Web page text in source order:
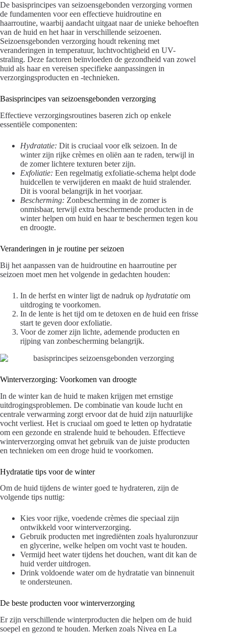
De basisprincipes van seizoensgebonden verzorging vormen
de fundamenten voor een effectieve huidroutine en
haarroutine, waarbij aandacht uitgaat naar de unieke behoeften
van de huid en het haar in verschillende seizoenen.
Seizoensgebonden verzorging houdt rekening met
veranderingen in temperatuur, luchtvochtigheid en UV-
straling. Deze factoren beïnvloeden de gezondheid van zowel
huid als haar en vereisen specifieke aanpassingen in
verzorgingsproducten en -technieken.
Basisprincipes van seizoensgebonden verzorging
Effectieve verzorgingsroutines baseren zich op enkele
essentiële componenten:
Hydratatie: Dit is cruciaal voor elk seizoen. In de
winter zijn rijke crèmes en oliën aan te raden, terwijl in
de zomer lichtere texturen beter zijn.
Exfoliatie: Een regelmatig exfoliatie-schema helpt dode
huidcellen te verwijderen en maakt de huid stralender.
Dit is vooral belangrijk in het voorjaar.
Bescherming: Zonbescherming in de zomer is
onmisbaar, terwijl extra beschermende producten in de
winter helpen om huid en haar te beschermen tegen kou
en droogte.
Veranderingen in je routine per seizoen
Bij het aanpassen van de huidroutine en haarroutine per
seizoen moet men het volgende in gedachten houden:
In de herfst en winter ligt de nadruk op hydratatie om
uitdroging te voorkomen.
In de lente is het tijd om te detoxen en de huid een frisse
start te geven door exfoliatie.
Voor de zomer zijn lichte, ademende producten en
rijping van zonbescherming belangrijk.
Winterverzorging: Voorkomen van droogte
In de winter kan de huid te maken krijgen met ernstige
uitdrogingsproblemen. De combinatie van koude lucht en
centrale verwarming zorgt ervoor dat de huid zijn natuurlijke
vocht verliest. Het is cruciaal om goed te letten op hydratatie
om een gezonde en stralende huid te behouden. Effectieve
winterverzorging omvat het gebruik van de juiste producten
en technieken om een droge huid te voorkomen.
Hydratatie tips voor de winter
Om de huid tijdens de winter goed te hydrateren, zijn de
volgende tips nuttig:
Kies voor rijke, voedende crèmes die speciaal zijn
ontwikkeld voor winterverzorging.
Gebruik producten met ingrediënten zoals hyaluronzuur
en glycerine, welke helpen om vocht vast te houden.
Vermijd heet water tijdens het douchen, want dit kan de
huid verder uitdrogen.
Drink voldoende water om de hydratatie van binnenuit
te ondersteunen.
De beste producten voor winterverzorging
Er zijn verschillende winterproducten die helpen om de huid
soepel en gezond te houden. Merken zoals Nivea en La